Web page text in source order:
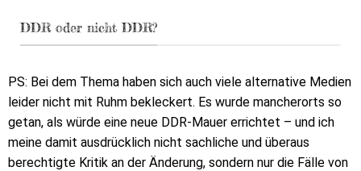
DDR oder nicht DDR?
PS: Bei dem Thema haben sich auch viele alternative Medien
leider nicht mit Ruhm bekleckert. Es wurde mancherorts so
getan, als würde eine neue DDR-Mauer errichtet – und ich
meine damit ausdrücklich nicht sachliche und überaus
berechtigte Kritik an der Änderung, sondern nur die Fälle von